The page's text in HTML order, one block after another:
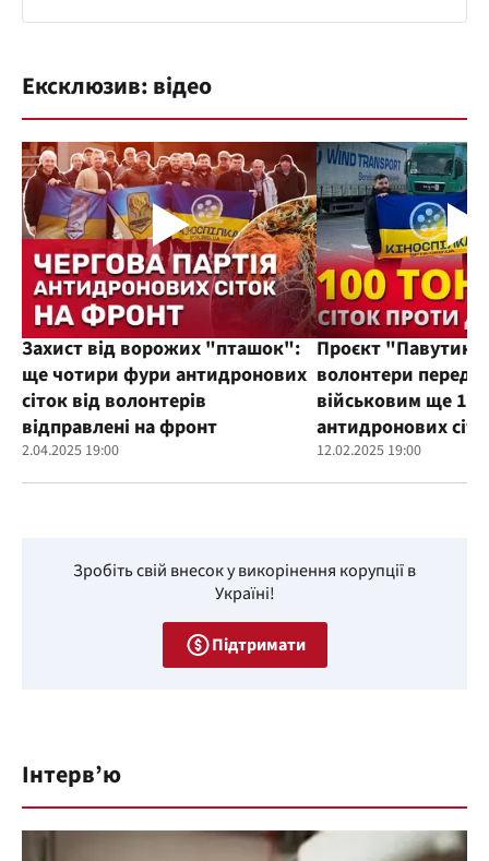
Ексклюзив: відео
Захист від ворожих "пташок":
ще чотири фури антидронових
сіток від волонтерів
відправлені на фронт
2.04.2025 19:00
Проєкт
волонтери
військовим ще
антидронових
12.02.2025 19:00
Зробіть свій внесок у викорінення корупції в
Україні!
Підтримати
Інтерв’ю